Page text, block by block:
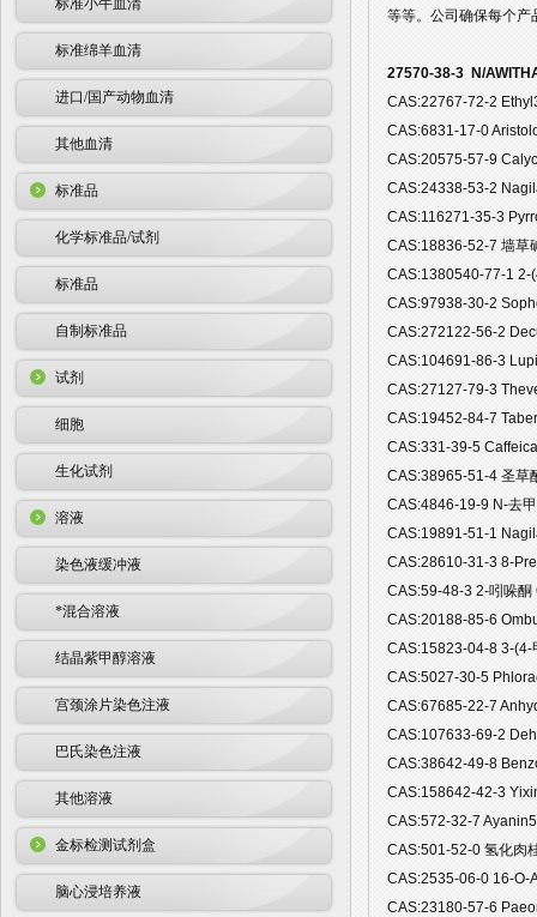
标准小牛血清
标准绵羊血清
进口/国产动物血清
其他血清
标准品
化学标准品/试剂
标准品
自制标准品
试剂
细胞
生化试剂
溶液
染色液缓冲液
*混合溶液
结晶紫甲醇溶液
宫颈涂片染色注液
巴氏染色注液
其他溶液
金标检测试剂盒
脑心浸培养液
等等。公司确保每个产
27570-38-3 N/
CAS:22767-72-2
CAS:6831-17-0
CAS:20575-57-9
CAS:24338-53-2
CAS:116271-35-3
CAS:18836-52-7 墙草
CAS:1380540-77-1
CAS:97938-30-2
CAS:272122-56-2
CAS:104691-86-3
CAS:27127-79-3
CAS:19452-84-7
CAS:331-39-5
CAS:38965-51-4 圣草
CAS:4846-19-9 N-去
CAS:19891-51-1
CAS:28610-31-3 8-
CAS:59-48-3 2-吲哚
CAS:20188-85-6
CAS:15823-04-8 3-
CAS:5027-30-5
CAS:67685-22-7
CAS:107633-69-2
CAS:38642-49-8
CAS:158642-42-3
CAS:572-32-7
CAS:501-52-0 氢化肉
CAS:2535-06-0 16-O-
CAS:23180-57-6